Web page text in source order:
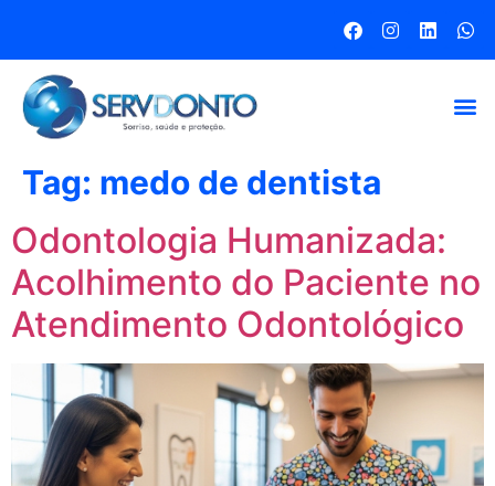
Tag: medo de dentista
Odontologia Humanizada:
Acolhimento do Paciente no
Atendimento Odontológico